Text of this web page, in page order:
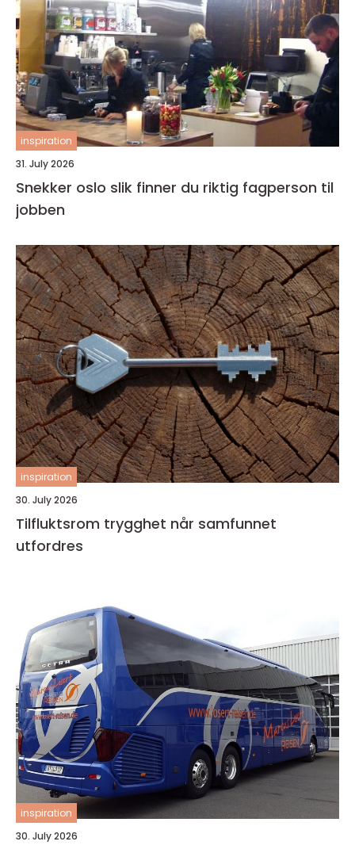
inspiration
31. July 2026
Snekker oslo slik finner du riktig fagperson til
jobben
inspiration
30. July 2026
Tilfluktsrom trygghet når samfunnet
utfordres
inspiration
30. July 2026